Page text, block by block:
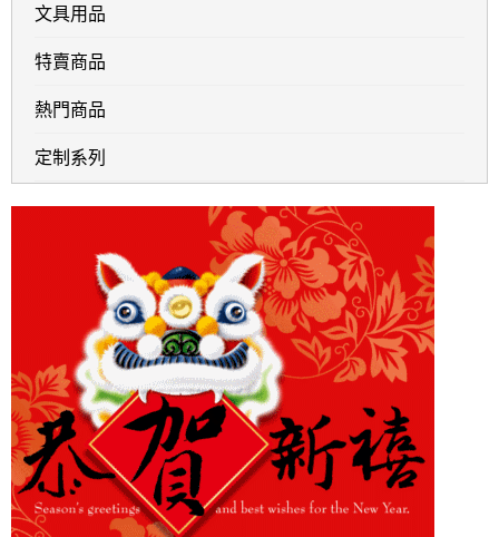
文具用品
特賣商品
熱門商品
定制系列